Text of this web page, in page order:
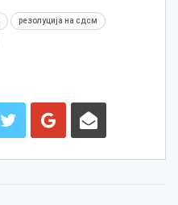
резолуција на сдсм